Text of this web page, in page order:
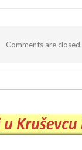
Comments are closed.